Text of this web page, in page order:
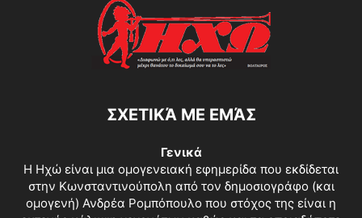
ΣΧΕΤΙΚΆ ΜΕ ΕΜΆΣ
Γενικά
Η Ηχώ είναι μια ομογενειακή εφημερίδα που εκδίδεται
στην Κωνσταντινούπολη από τον δημοσιογράφο (και
ομογενή) Ανδρέα Ρομπόπουλο που στόχος της είναι η